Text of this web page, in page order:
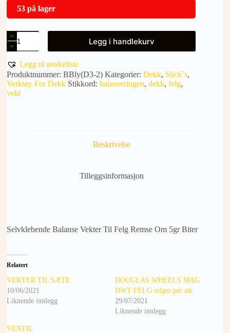
53 på lager
BALANSE
VEKTER
TIL
FELG
REMSE
OM
5gr
BITER
Legg i handlekurv
Legg til ønskeliste
Produktnummer: BBly(D3-2) Kategorier: Dekk, Slick`s,
Verktøy For Dekk Stikkord: balanseringen, dekk, felg,
vekt
Beskrivelse
Tilleggsinformasjon
Selvklebende Balanse Vekter Til Felg Remse Om 5gr Biter
Relatert
VEKTER TIL SÆTE
10/06/2021
Liknende innlegg
DOUGLAS WHEELS MAG
DWT FELG selges per stk
29/07/2021
Liknende innlegg
VENTIL